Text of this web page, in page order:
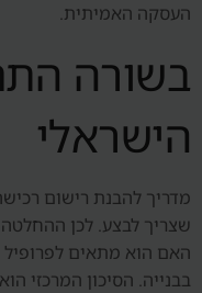
העסקה האמיתית.
בשורה
הישראלי
מדריך להבנת רישום
שצריך לבצע. לכן
האם הוא מתאים לפרופיל
בבנייה. הסיכון המרכזי